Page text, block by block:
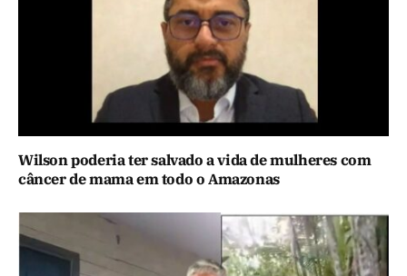
Wilson poderia ter salvado a vida de mulheres com
câncer de mama em todo o Amazonas